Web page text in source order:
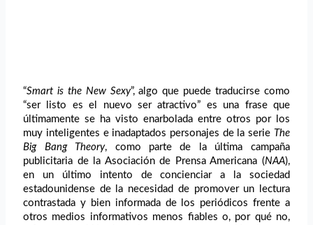
“Smart is the New Sexy”, algo que puede traducirse como
“ser listo es el nuevo ser atractivo” es una frase que
últimamente se ha visto enarbolada entre otros por los
muy inteligentes e inadaptados personajes de la serie The
Big Bang Theory, como parte de la última campaña
publicitaria de la Asociación de Prensa Americana (NAA),
en un último intento de concienciar a la sociedad
estadounidense de la necesidad de promover un lectura
contrastada y bien informada de los periódicos frente a
otros medios informativos menos fiables o, por qué no,